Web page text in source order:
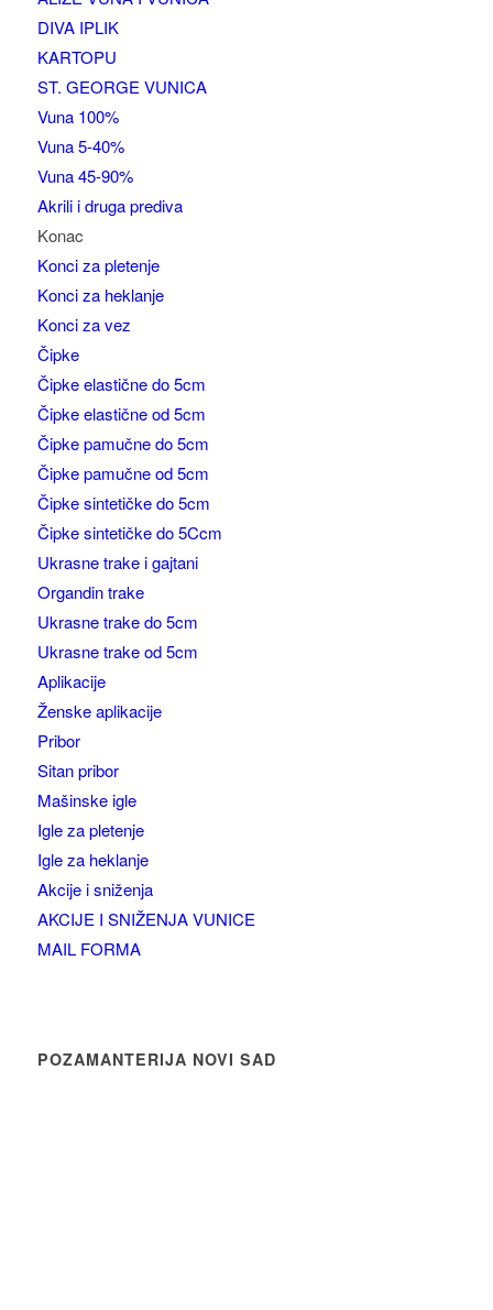
DIVA IPLIK
KARTOPU
ST. GEORGE VUNICA
Vuna 100%
Vuna 5-40%
Vuna 45-90%
Akrili i druga prediva
Konac
Konci za pletenje
Konci za heklanje
Konci za vez
Čipke
Čipke elastične do 5cm
Čipke elastične od 5cm
Čipke pamučne do 5cm
Čipke pamučne od 5cm
Čipke sintetičke do 5cm
Čipke sintetičke do 5Ccm
Ukrasne trake i gajtani
Organdin trake
Ukrasne trake do 5cm
Ukrasne trake od 5cm
Aplikacije
Ženske aplikacije
Pribor
Sitan pribor
Mašinske igle
Igle za pletenje
Igle za heklanje
Akcije i sniženja
AKCIJE I SNIŽENJA VUNICE
MAIL FORMA
POZAMANTERIJA NOVI SAD